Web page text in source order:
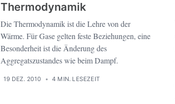
Thermodynamik
Die Thermodynamik ist die Lehre von der
Wärme. Für Gase gelten feste Beziehungen, eine
Besonderheit ist die Änderung des
Aggregatszustandes wie beim Dampf.
19 DEZ. 2010 • 4 MIN. LESEZEIT